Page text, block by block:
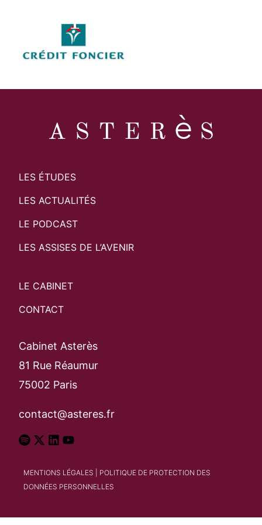
LES ÉTUDES
LES ACTUALITÉS
LE PODCAST
LES ASSISES DE L’AVENIR
LE CABINET
CONTACT
Cabinet Asterès
81 Rue Réaumur
75002 Paris
contact@asteres.fr
MENTIONS LÉGALES
POLITIQUE DE PROTECTION DES
DONNÉES PERSONNELLES
Search